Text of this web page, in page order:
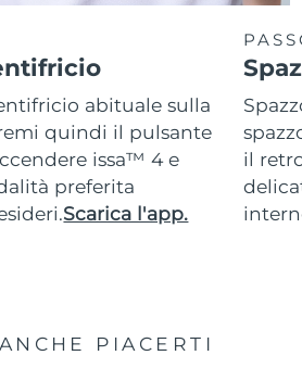
abituale sulla
quindi il pulsante
issa™ 4 e
preferita
Scarica l'app.
il
PIACERTI